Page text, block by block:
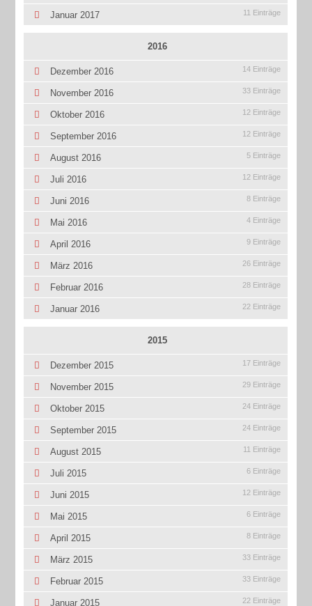
Januar 2017 11 Einträge
2016
Dezember 2016 14 Einträge
November 2016 33 Einträge
Oktober 2016 12 Einträge
September 2016 12 Einträge
August 2016 5 Einträge
Juli 2016 12 Einträge
Juni 2016 8 Einträge
Mai 2016 4 Einträge
April 2016 9 Einträge
März 2016 26 Einträge
Februar 2016 28 Einträge
Januar 2016 22 Einträge
2015
Dezember 2015 17 Einträge
November 2015 29 Einträge
Oktober 2015 24 Einträge
September 2015 24 Einträge
August 2015 11 Einträge
Juli 2015 6 Einträge
Juni 2015 12 Einträge
Mai 2015 6 Einträge
April 2015 8 Einträge
März 2015 33 Einträge
Februar 2015 33 Einträge
Januar 2015 22 Einträge